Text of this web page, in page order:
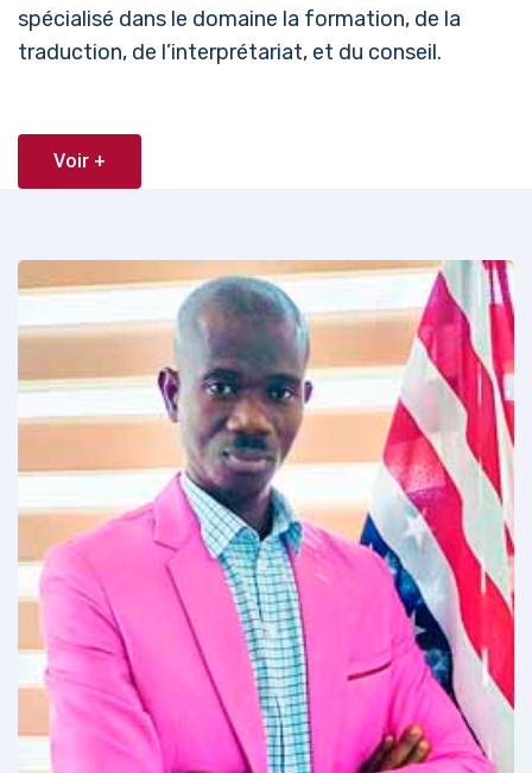
spécialisé dans le domaine la formation, de la
traduction, de l’interprétariat, et du conseil.
Voir +